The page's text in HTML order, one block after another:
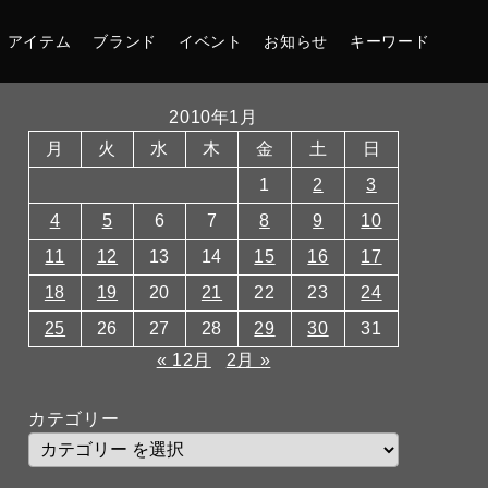
アイテム ブランド イベント お知らせ キーワード
2010年1月
月
火 水 木 金 土
日
1
2
3
4
5 6 7 8 9
10
11
12 13 14 15 16
17
18
19 20 21 22 23
24
25
26 27 28 29 30
31
« 12月
2月 »
カテゴリー